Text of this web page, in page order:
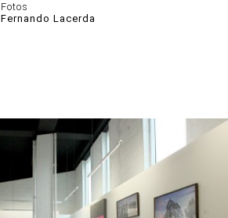
DESCRIÇÃO
Fotos
Fernando Lacerda